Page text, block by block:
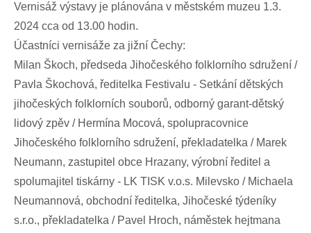
Vernisáž výstavy je plánována v městském muzeu 1.3.
2024 cca od 13.00 hodin.
Účastníci vernisáže za jižní Čechy:
Milan Škoch, předseda Jihočeského folklorního sdružení /
Pavla Škochová, ředitelka Festivalu - Setkání dětských
jihočeských folklorních souborů, odborný garant-dětský
lidový zpěv / Hermína Mocová, spolupracovnice
Jihočeského folklorního sdružení, překladatelka / Marek
Neumann, zastupitel obce Hrazany, výrobní ředitel a
spolumajitel tiskárny - LK TISK v.o.s. Milevsko / Michaela
Neumannová, obchodní ředitelka, Jihočeské týdeníky
s.r.o., překladatelka / Pavel Hroch, náměstek hejtmana